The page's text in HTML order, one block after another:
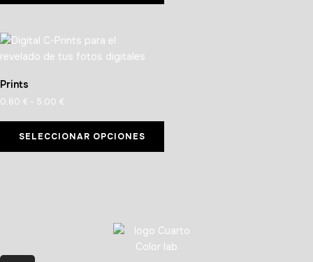
Prints
0.80 € - 5.00 €
SELECCIONAR OPCIONES